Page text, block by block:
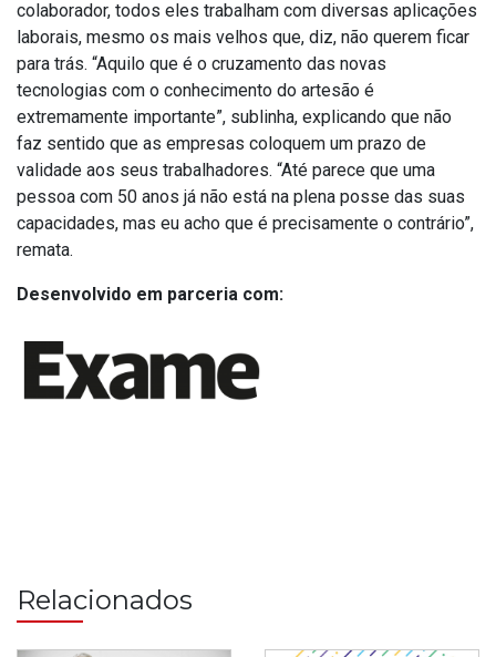
colaborador, todos eles trabalham com diversas aplicações
laborais, mesmo os mais velhos que, diz, não querem ficar
para trás. “Aquilo que é o cruzamento das novas
tecnologias com o conhecimento do artesão é
extremamente importante”, sublinha, explicando que não
faz sentido que as empresas coloquem um prazo de
validade aos seus trabalhadores. “Até parece que uma
pessoa com 50 anos já não está na plena posse das suas
capacidades, mas eu acho que é precisamente o contrário”,
remata.
Desenvolvido em parceria com:
Relacionados